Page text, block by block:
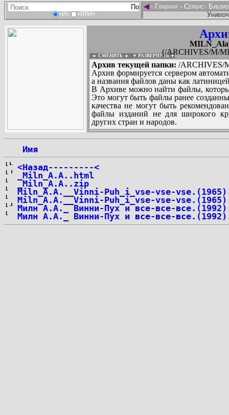
«И» «ИЛИ»
◄- Главная - Сервис-
(/ARCHIVES/M/
◄ СМЕНИТЬ ► ▼ РАЗВЕРНУТЬ ▼
Архив текущей папки: /ARCHIVES/
Архив формируется сервером
а названия файлов даны как
В Архиве можно найти файлы,
Это могут быть файлы ранее
качества не могут быть
файлы изданий не для широкого
других стран и народов.
Имя
<Назад---------<
_Miln_A.A..html
_Miln_A.A..zip
Miln_A.A.__Vinni-Puh_i_vse-vse-
Miln_A.A.__Vinni-Puh_i_vse-vse-
Милн А.А._ Винни-Пух и все-все-
Милн А.А._ Винни-Пух и все-все-